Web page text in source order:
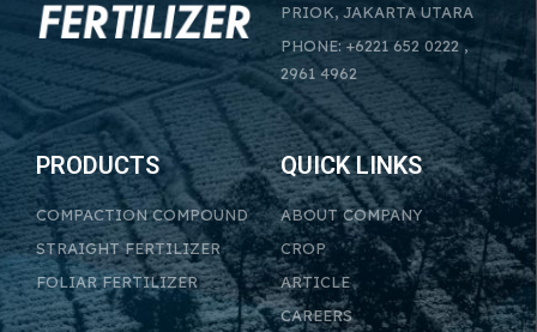
PRIOK, JAKARTA UTARA
PHONE: +6221 652 0222 ,
2961 4962
PRODUCTS
COMPACTION COMPOUND
STRAIGHT FERTILIZER
FOLIAR FERTILIZER
QUICK LINKS
ABOUT COMPANY
CROP
ARTICLE
CAREERS